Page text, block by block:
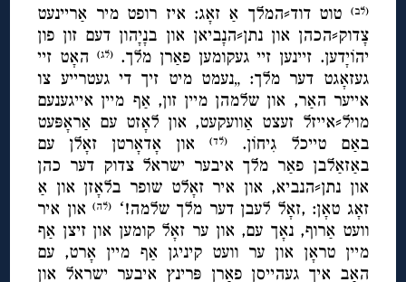
(לב)
טוט דוד⸗המלך אַ זאָג: איז רופט מיר אַריינעט
צָדוק⸗הכהן און נתן⸗הנָביאן און בנָיָהון דעם זון פון
יהוֹיָדען. זיינען זיי געקומען פאַרן מלך.(לג) האָט זיי
געזאָגט דער מלך: „נעמט מיט זיך די געטרייע צו
אייער האַר, און שלמהן מיין זון, אַף מיין אייגענעם
מויל⸗אייזל זעצט אַוועקעט, און לאָזט עם אַראָפּעט
באַם טייכל גִיחוֹן.(לד)
און אָדאָרטן זאָלן עם
באַזאַלבן פאַר מלך איבער ישראל צדוק דער כהן
און נתן⸗הנביא, און איר זאָלט שופר בלאָזן און אַ
זאָג טאָן: ,זאָל לעבן דער מלך שלמה!ʻ
(לה)און איר
וועט אַרוף, נאָך עם, און ער זאָל קומען און זיצן אַף
מיין טראָן און ער וועט קיניגן אַף מיין אָרט, עם
האָב איך געהייסן פאַרן פּרינץ איבער ישראל און